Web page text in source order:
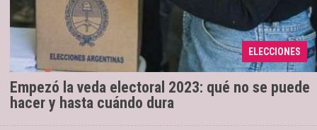
ELECCIONES
Empezó la veda electoral 2023: qué no se puede
hacer y hasta cuándo dura
20/10/2023 La medida comenzó a regir a partir de las
8 de la mañana. Tiene como espíritu conceder un
espacio de reflexión a los votantes en la antesala de
su de ...